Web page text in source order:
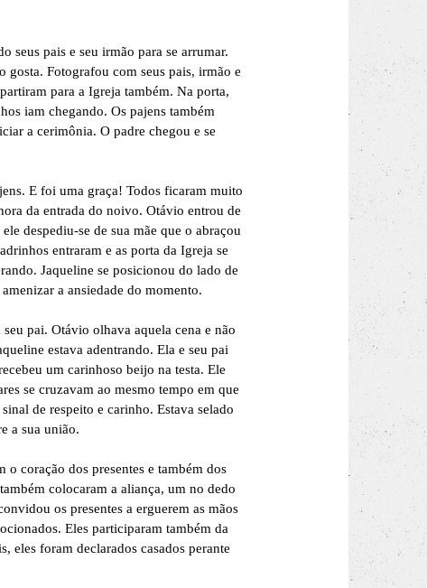
seus pais e seu irmão para se arrumar.
gosta. Fotografou com seus pais, irmão e
para a Igreja também. Na porta,
iam chegando. Os pajens também
a cerimônia. O padre chegou e se
E foi uma graça! Todos ficaram muito
da entrada do noivo. Otávio entrou de
despediu-se de sua mãe que o abraçou
entraram e as porta da Igreja se
Jaqueline se posicionou do lado de
a ansiedade do momento.
pai. Otávio olhava aquela cena e não
estava adentrando. Ela e seu pai
um carinhoso beijo na testa. Ele
se cruzavam ao mesmo tempo em que
de respeito e carinho. Estava selado
a sua união.
coração dos presentes e também dos
colocaram a aliança, um no dedo
os presentes a erguerem as mãos
Eles participaram também da
eles foram declarados casados perante